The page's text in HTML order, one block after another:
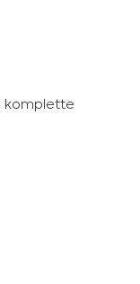
komplette